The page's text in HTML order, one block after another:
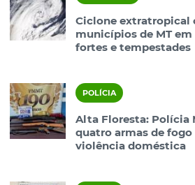
Ciclone extratropical
municípios de MT
fortes e tempestades
POLÍCIA
Alta Floresta: Polícia
quatro armas de
violência doméstica